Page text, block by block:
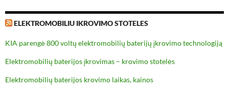
ELEKTROMOBILIU IKROVIMO STOTELES
KIA parengė 800 voltų elektromobilių baterijų įkrovimo technologiją
Elektromobilių baterijos įkrovimas – krovimo stotelės
Elektromobilių baterijos krovimo laikas, kainos